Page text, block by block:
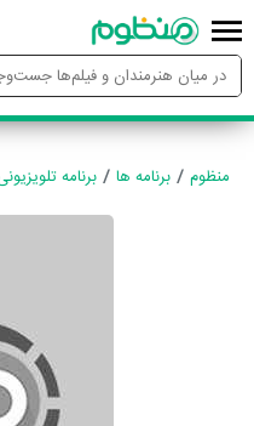
منظوم برنامه ها برنامه